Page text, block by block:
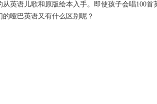
英语儿歌和原版绘本入手。即使孩子会唱100首
哑巴英语又有什么区别呢？